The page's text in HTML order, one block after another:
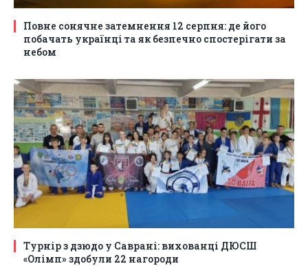
Повне сонячне затемнення 12 серпня: де його
побачать українці та як безпечно спостерігати за
небом
Турнір з дзюдо у Саврані: вихованці ДЮСШ
«Олімп» здобули 22 нагороди